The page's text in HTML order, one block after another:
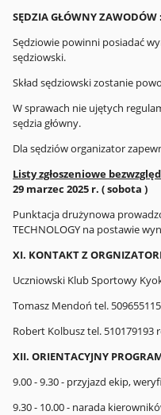
SĘDZIA GŁÓWNY
Sędziowie powinni posiadać
sędziowski.
Skład sędziowski zostanie
W sprawach nie ujętych
sędzia główny.
Dla sędziów organizator
Listy zgłoszeniowe
29 marzec 2025 r. ( sobota )
Punktacja drużynowa
TECHNOLOGY na postawie
XI. KONTAKT Z
Uczniowski Klub Sportowy
Tomasz Mendoń tel.
Robert Kolbusz tel.
XII. ORIENTACYJNY
9.00 - 9.30 - przyjazd ekip,
9.30 - 10.00 - narada